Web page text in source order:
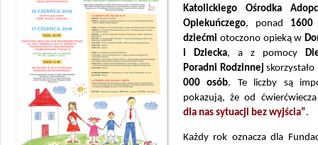
Katolickiego Ośrodka
Opiekuńczego, ponad
dziećmi otoczono opieką w
i Dziecka, a z pomocy
Poradni Rodzinnej
000 osób. Te liczby są
pokazują, że od
dla nas sytuacji bez wyjścia”.
Każdy rok oznacza dla